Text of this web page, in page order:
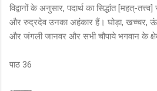
विद्वानों के अनुसार, पदार्थ का सिद्धांत [महत्-
और रुद्रदेव उनका अहंकार हैं। घोड़ा, खच्चर,
और जंगली जानवर और सभी चौपाये भगवान के
पाठ 36